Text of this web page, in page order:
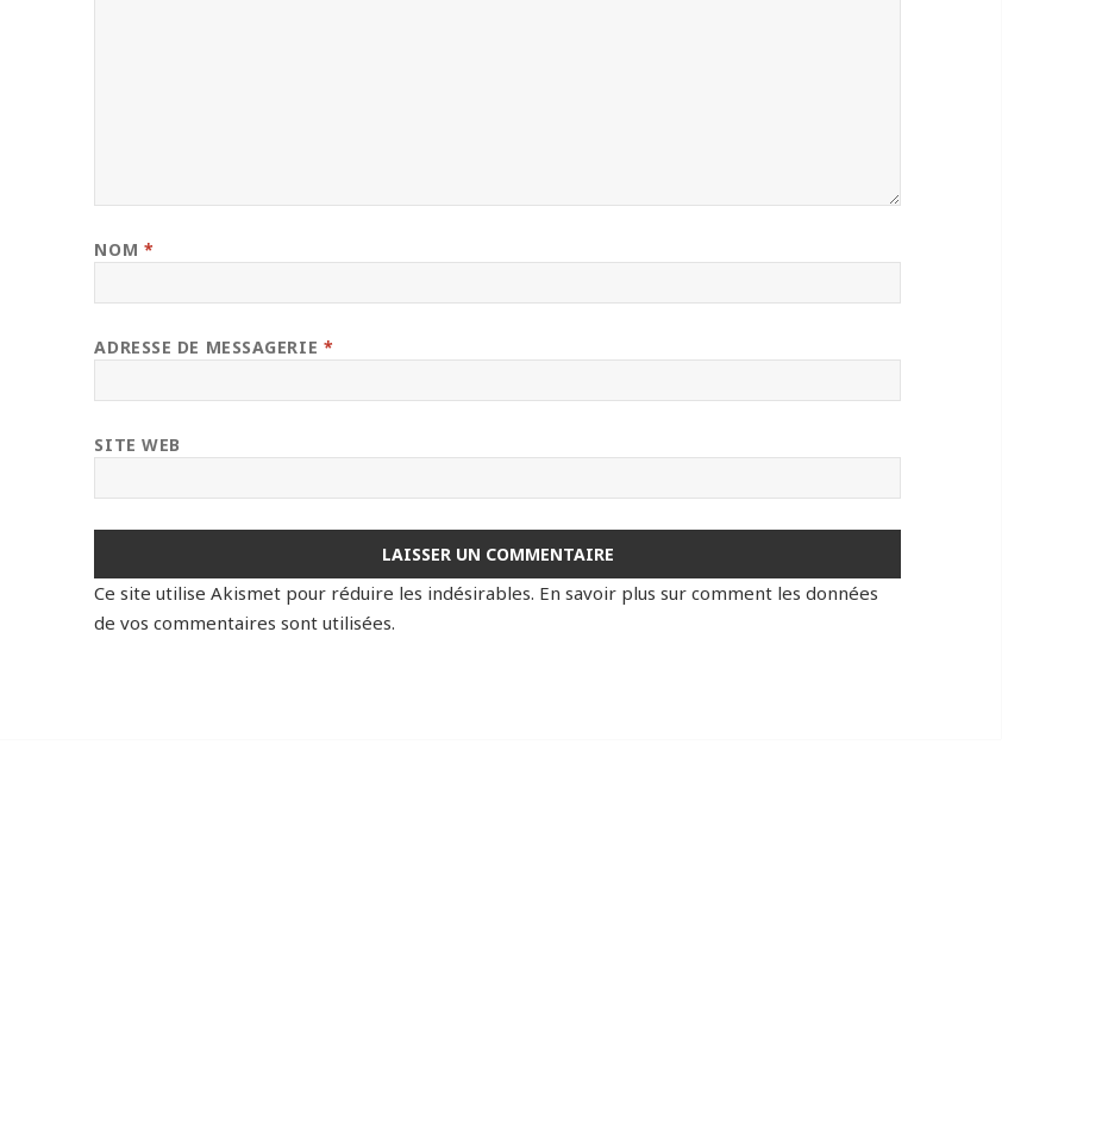
NOM *
ADRESSE DE MESSAGERIE *
SITE WEB
Ce site utilise Akismet pour réduire les indésirables. En savoir plus sur comment les données
de vos commentaires sont utilisées.